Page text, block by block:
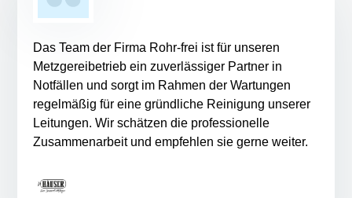
Das Team der Firma Rohr-frei ist für unseren
Metzgereibetrieb ein zuverlässiger Partner in
Notfällen und sorgt im Rahmen der Wartungen
regelmäßig für eine gründliche Reinigung unserer
Leitungen. Wir schätzen die professionelle
Zusammenarbeit und empfehlen sie gerne weiter.